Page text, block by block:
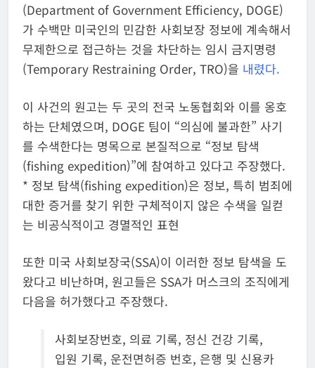
(Department of Government Efficiency, DOGE)
가 수백만 미국인의 민감한 사회보장 정보에 계속해서
무제한으로 접근하는 것을 차단하는 임시 금지명령
(Temporary Restraining Order, TRO)을 내렸다.
이 사건의 원고는 두 곳의 전국 노동협회와 이를 옹호
하는 단체였으며, DOGE 팀이 “의심에 불과한” 사기
를 수색한다는 명목으로 본질적으로 “정보 탐색
(fishing expedition)”에 참여하고 있다고 주장했다.
* 정보 탐색(fishing expedition)은 정보, 특히 범죄에
대한 증거를 찾기 위한 구체적이지 않은 수색을 일컫
는 비공식적이고 경멸적인 표현
또한 미국 사회보장국(SSA)이 이러한 정보 탐색을 도
왔다고 비난하며, 원고들은 SSA가 머스크의 조직에게
다음을 허가했다고 주장했다.
사회보장번호, 의료 기록, 정신 건강 기록,
입원 기록, 운전면허증 번호, ​​은행 및 신용카